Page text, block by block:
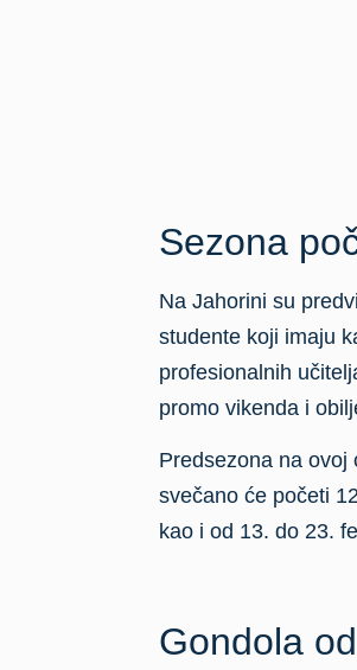
Gondola
A dok ne dođe
alpine coaster,
dok najmlađi
postavili
Kako navode, u